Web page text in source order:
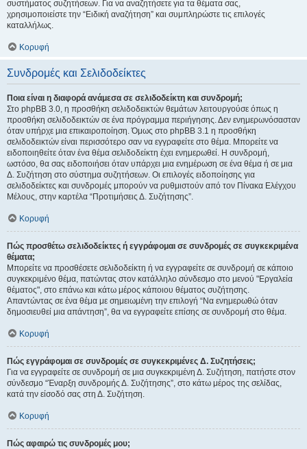
συστήματος συζητήσεων. Για να αναζητήσετε για τα θέματα σας,
χρησιμοποιείστε την “Ειδική αναζήτηση” και συμπληρώστε τις επιλογές
καταλλήλως.
Κορυφή
Συνδρομές και Σελιδοδείκτες
Ποια είναι η διαφορά ανάμεσα σε σελιδοδείκτη και συνδρομή;
Στο phpBB 3.0, η προσθήκη σελιδοδεικτών θεμάτων λειτουργούσε όπως η
προσθήκη σελιδοδεικτών σε ένα πρόγραμμα περιήγησης. Δεν ενημερωνόσασταν
όταν υπήρχε μια επικαιροποίηση. Όμως στο phpBB 3.1 η προσθήκη
σελιδοδεικτών είναι περισσότερο σαν να εγγραφείτε στο θέμα. Μπορείτε να
ειδοποιηθείτε όταν ένα θέμα σελιδοδείκτη έχει ενημερωθεί. Η συνδρομή,
ωστόσο, θα σας ειδοποιήσει όταν υπάρχει μια ενημέρωση σε ένα θέμα ή σε μια
Δ. Συζήτηση στο σύστημα συζητήσεων. Οι επιλογές ειδοποίησης για
σελιδοδείκτες και συνδρομές μπορούν να ρυθμιστούν από τον Πίνακα Ελέγχου
Μέλους, στην καρτέλα “Προτιμήσεις Δ. Συζήτησης”.
Κορυφή
Πώς προσθέτω σελιδοδείκτες ή εγγράφομαι σε συνδρομές σε συγκεκριμένα
θέματα;
Μπορείτε να προσθέσετε σελιδοδείκτη ή να εγγραφείτε σε συνδρομή σε κάποιο
συγκεκριμένο θέμα, πατώντας στον κατάλληλο σύνδεσμο στο μενού "Εργαλεία
θέματος", στο επάνω και κάτω μέρος κάποιου θέματος συζήτησης.
Απαντώντας σε ένα θέμα με σημειωμένη την επιλογή “Να ενημερωθώ όταν
δημοσιευθεί μια απάντηση”, θα να εγγραφείτε επίσης σε συνδρομή στο θέμα.
Κορυφή
Πώς εγγράφομαι σε συνδρομές σε συγκεκριμένες Δ. Συζητήσεις;
Για να εγγραφείτε σε συνδρομή σε μια συγκεκριμένη Δ. Συζήτηση, πατήστε στον
σύνδεσμο “Έναρξη συνδρομής Δ. Συζήτησης”, στο κάτω μέρος της σελίδας,
κατά την είσοδό σας στη Δ. Συζήτηση.
Κορυφή
Πώς αφαιρώ τις συνδρομές μου;